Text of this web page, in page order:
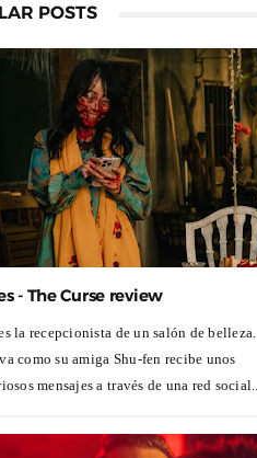
POSTS
- The Curse review
la recepcionista de un salón de belleza.
como su amiga Shu-fen recibe unos
mensajes a través de una red social...